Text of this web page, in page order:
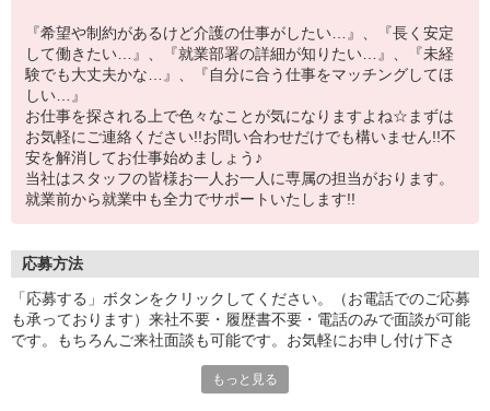
『希望や制約があるけど介護の仕事がしたい…』、『長く安定
して働きたい…』、『就業部署の詳細が知りたい…』、『未経
験でも大丈夫かな…』、『自分に合う仕事をマッチングしてほ
しい…』
お仕事を探される上で色々なことが気になりますよね☆まずは
お気軽にご連絡ください!!お問い合わせだけでも構いません!!不
安を解消してお仕事始めましょう♪
当社はスタッフの皆様お一人お一人に専属の担当がおります。
就業前から就業中も全力でサポートいたします!!
応募方法
「応募する」ボタンをクリックしてください。（お電話でのご応募
も承っております）来社不要・履歴書不要・電話のみで面談が可能
です。もちろんご来社面談も可能です。お気軽にお申し付け下さ
もっと見る